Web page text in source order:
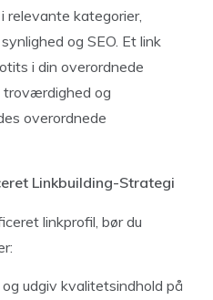
relevante kategorier,
og SEO. Et link
i din overordnede
troværdighed og
overordnede
Linkbuilding-Strategi
linkprofil, bør du
udgiv kvalitetsindhold på